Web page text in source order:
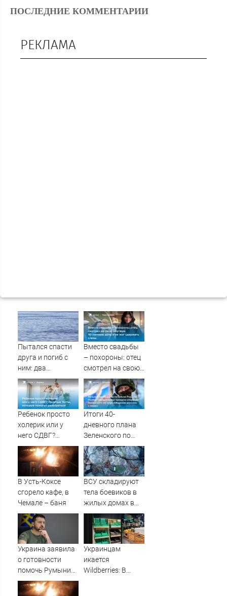
ПОСЛЕДНИЕ КОММЕНТАРИИ
РЕКЛАМА
Пытался спасти
друга и погиб с
ним: два
подростка
утонули в реке
08/08/2026 –
Новости
Вместо свадьбы
– похороны: отец
смотрел на свою
мертвую 16-
летнюю дочь и не
мог сдержать
слезы
Ребенок просто
холерик или у
него СДВГ?
Простые тесты,
которые помогут
разобраться
Итоги 40-
дневного плана
Зеленского по
принуждению к
миру: как
ответила Россия,
полный разбор
провала
военкора Коца
В Усть-Коксе
сгорело кафе, в
Чемале – баня
ВСУ складируют
тела боевиков в
жилых домах в
Сумской области
Украина заявила
о готовности
помочь Румынии
защититься -
Новости на
Украинцам
икается
Wildberries: В